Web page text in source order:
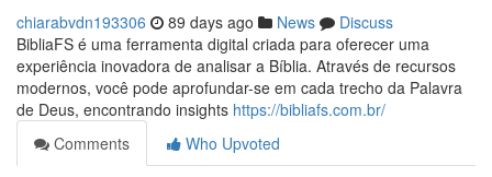
chiarabvdn193306 89 days ago News
Discuss
BibliaFS é uma ferramenta digital criada para oferecer uma
experiência inovadora de analisar a Bíblia. Através de recursos
modernos, você pode aprofundar-se em cada trecho da Palavra
de Deus, encontrando insights https://bibliafs.com.br/
Comments
Who Upvoted